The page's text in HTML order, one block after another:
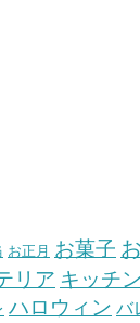
お正月 お菓子
リア キッチン
ハロウィン バ